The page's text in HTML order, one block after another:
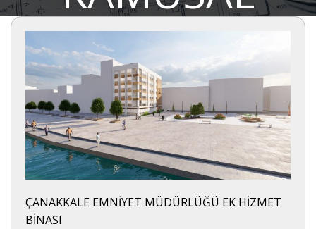
ÇANAKKALE EMNİYET MÜDÜRLÜĞÜ EK HİZMET
BİNASI